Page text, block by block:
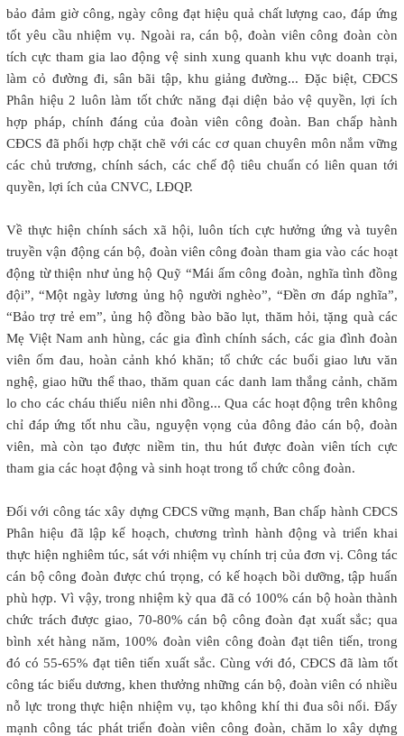
bảo đảm giờ công, ngày công đạt hiệu quả chất lượng cao, đáp ứng
tốt yêu cầu nhiệm vụ. Ngoài ra, cán bộ, đoàn viên công đoàn còn
tích cực tham gia lao động vệ sinh xung quanh khu vực doanh trại,
làm cỏ đường đi, sân bãi tập, khu giảng đường... Đặc biệt, CĐCS
Phân hiệu 2 luôn làm tốt chức năng đại diện bảo vệ quyền, lợi ích
hợp pháp, chính đáng của đoàn viên công đoàn. Ban chấp hành
CĐCS đã phối hợp chặt chẽ với các cơ quan chuyên môn nắm vững
các chủ trương, chính sách, các chế độ tiêu chuẩn có liên quan tới
quyền, lợi ích của CNVC, LĐQP.
Về thực hiện chính sách xã hội, luôn tích cực hưởng ứng và tuyên
truyền vận động cán bộ, đoàn viên công đoàn tham gia vào các hoạt
động từ thiện như ủng hộ Quỹ “Mái ấm công đoàn, nghĩa tình đồng
đội”, “Một ngày lương ủng hộ người nghèo”, “Đền ơn đáp nghĩa”,
“Bảo trợ trẻ em”, ủng hộ đồng bào bão lụt, thăm hỏi, tặng quà các
Mẹ Việt Nam anh hùng, các gia đình chính sách, các gia đình đoàn
viên ốm đau, hoàn cảnh khó khăn; tổ chức các buổi giao lưu văn
nghệ, giao hữu thể thao, thăm quan các danh lam thắng cảnh, chăm
lo cho các cháu thiếu niên nhi đồng... Qua các hoạt động trên không
chỉ đáp ứng tốt nhu cầu, nguyện vọng của đông đảo cán bộ, đoàn
viên, mà còn tạo được niềm tin, thu hút được đoàn viên tích cực
tham gia các hoạt động và sinh hoạt trong tổ chức công đoàn.
Đối với công tác xây dựng CĐCS vững mạnh, Ban chấp hành CĐCS
Phân hiệu đã lập kế hoạch, chương trình hành động và triển khai
thực hiện nghiêm túc, sát với nhiệm vụ chính trị của đơn vị. Công tác
cán bộ công đoàn được chú trọng, có kế hoạch bồi dưỡng, tập huấn
phù hợp. Vì vậy, trong nhiệm kỳ qua đã có 100% cán bộ hoàn thành
chức trách được giao, 70-80% cán bộ công đoàn đạt xuất sắc; qua
bình xét hàng năm, 100% đoàn viên công đoàn đạt tiên tiến, trong
đó có 55-65% đạt tiên tiến xuất sắc. Cùng với đó, CĐCS đã làm tốt
công tác biểu dương, khen thưởng những cán bộ, đoàn viên có nhiều
nỗ lực trong thực hiện nhiệm vụ, tạo không khí thi đua sôi nổi. Đẩy
mạnh công tác phát triển đoàn viên công đoàn, chăm lo xây dựng